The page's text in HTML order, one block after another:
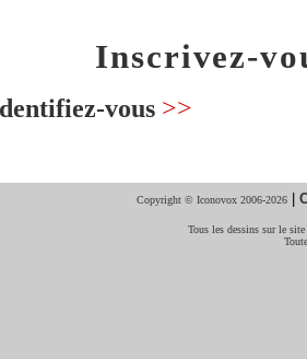
Inscrivez-
vous >>
Copyright © Iconovox 2006-2026 |
Tous les dessins sur le